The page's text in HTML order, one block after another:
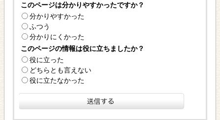
このページは分かりやすかったですか？
分かりやすかった
ふつう
分かりにくかった
このページの情報は役に立ちましたか？
役に立った
どちらとも言えない
役に立たなかった